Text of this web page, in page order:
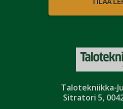
Talotekniikka-
Sitratori 5,
TILAA